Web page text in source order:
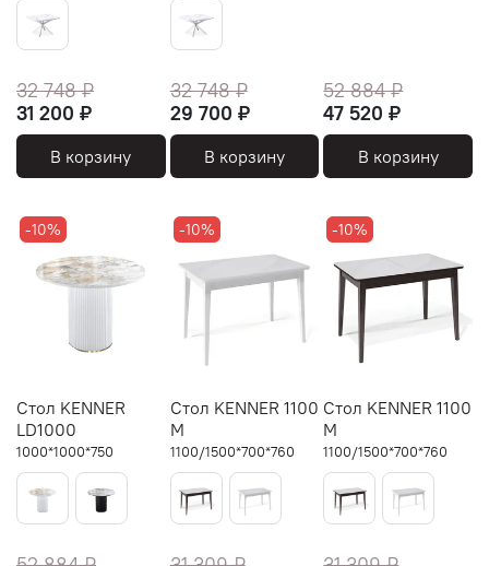
32 748 ₽
31 200 ₽
В корзину
32 748 ₽
29 700 ₽
В корзину
52 884 ₽
47 520 ₽
В корзину
-10%
Стол KENNER
LD1000
1000*1000*750
-10%
Стол KENNER 1100
М
1100/1500*700*760
-10%
Стол KENNER 1100
М
1100/1500*700*760